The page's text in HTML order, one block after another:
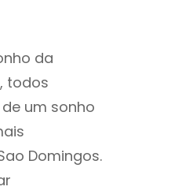
da
todos
um sonho
Domingos.